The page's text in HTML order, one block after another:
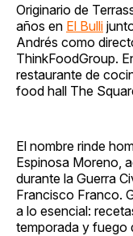
Originario de
años en El Bulli
Andrés como
ThinkFoodGroup.
restaurante de
food hall The
El nombre rinde
Espinosa Moreno,
durante la Guerra
Francisco Franco.
a lo esencial:
temporada y fuego